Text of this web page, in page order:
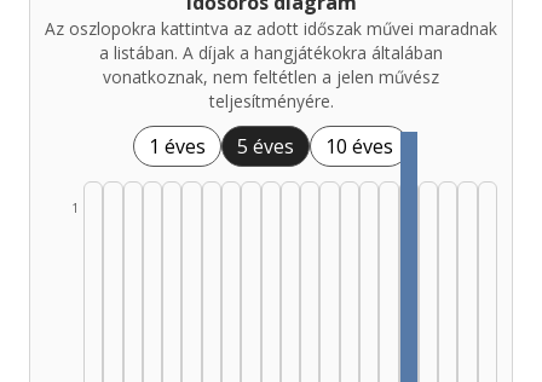
Az oszlopokra kattintva az adott időszak művei maradnak
a listában. A díjak a hangjátékokra általában
vonatkoznak, nem feltétlen a jelen művész
teljesítményére.
1 éves 5 éves 10 éves
1